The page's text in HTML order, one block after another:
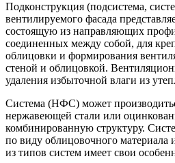
Подконструкция (подсистема,
вентилируемого фасада
состоящую из направляющих
соединенных между собой, для
облицовки и формирования
стеной и облицовкой.
удаления избыточной влаги из
Система (НФС) может
нержавеющей стали или
комбинированную структуру.
по виду облицовочного
из типов систем имеет свои